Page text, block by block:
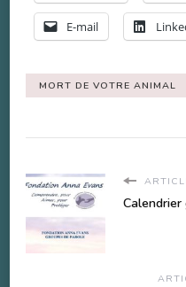
E-mail
MORT DE VOTRE ANIMAL